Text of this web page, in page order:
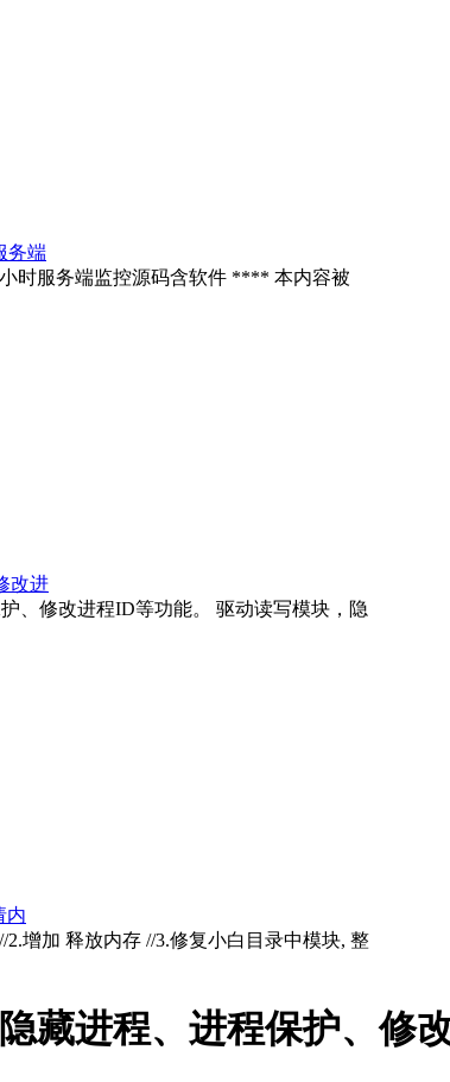
务端
时服务端监控源码含软件 **** 本内容被
改进
、修改进程ID等功能。 驱动读写模块，隐
内
2.增加 释放内存 //3.修复小白目录中模块, 整
藏进程、进程保护、修